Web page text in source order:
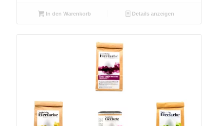
In den Warenkorb Details anzeigen